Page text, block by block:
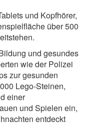
und Kopfhörer,
über 500
und gesundes
wie der Polizei
zur gesunden
Lego-Steinen,
einer
und Spielen ein,
entdeckt